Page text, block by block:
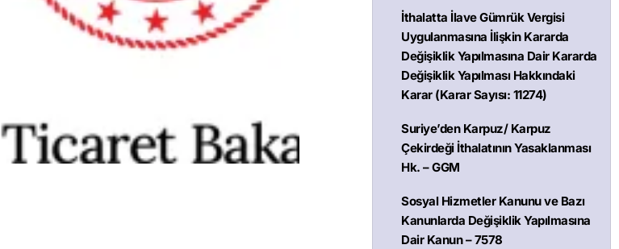
İthalatta İlave Gümrük Vergisi
Uygulanmasına İlişkin Kararda
Değişiklik Yapılmasına Dair Kararda
Değişiklik Yapılması Hakkındaki
Karar (Karar Sayısı: 11274)
Suriye’den Karpuz/ Karpuz
Çekirdeği İthalatının Yasaklanması
Hk. – GGM
Sosyal Hizmetler Kanunu ve Bazı
Kanunlarda Değişiklik Yapılmasına
Dair Kanun – 7578